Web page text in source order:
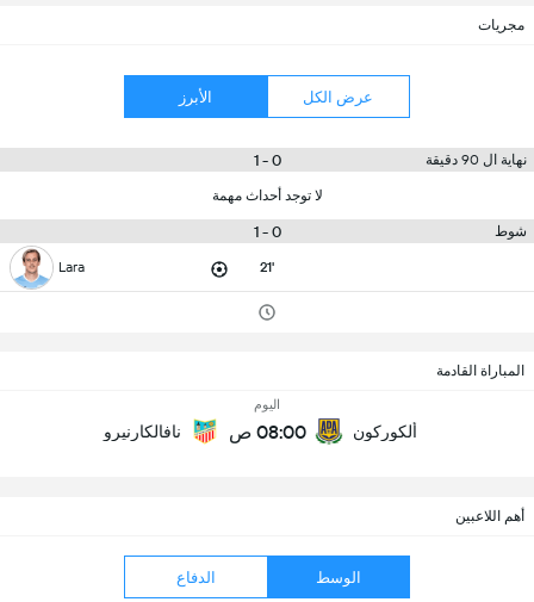
مجريات
عرض الكل الأبرز
نهاية ال 90 دقيقة 0 - 1
لا توجد أحداث مهمة
شوط 0 - 1
21'
Lara
المباراة القادمة
ألكوركون
اليوم
08:00 ص نافالكارنيرو
أهم اللاعبين
الوسط الدفاع